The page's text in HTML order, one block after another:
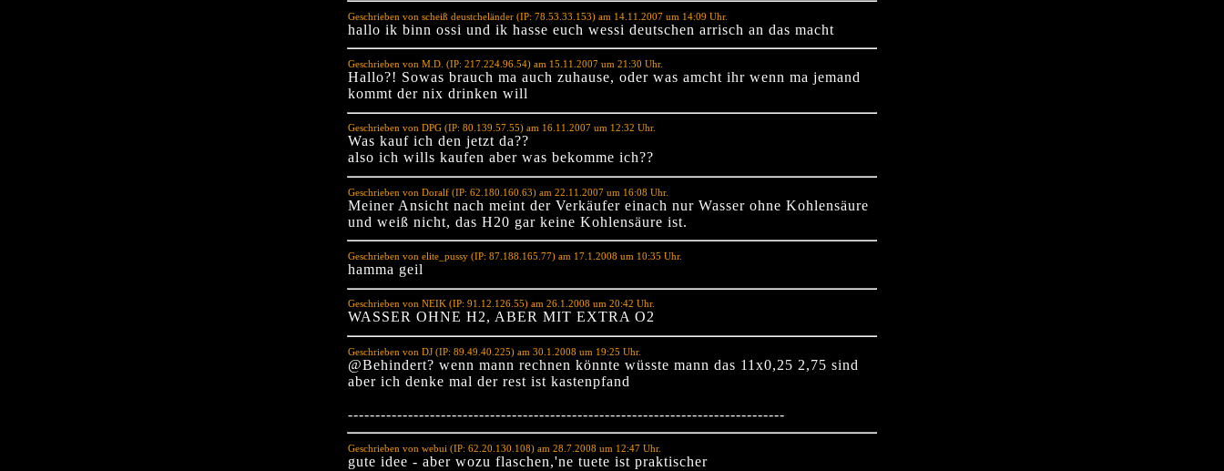
Geschrieben von scheiß deustcheländer (IP: 78.53.33.153) am 14.11.2007 um 14:09 Uhr.
hallo ik binn ossi und ik hasse euch wessi deutschen arrisch an das macht
Geschrieben von M.D. (IP: 217.224.96.54) am 15.11.2007 um 21:30 Uhr.
Hallo?! Sowas brauch ma auch zuhause, oder was amcht ihr wenn ma jemand
kommt der nix drinken will
Geschrieben von DPG (IP: 80.139.57.55) am 16.11.2007 um 12:32 Uhr.
Was kauf ich den jetzt da??
also ich wills kaufen aber was bekomme ich??
Geschrieben von Doralf (IP: 62.180.160.63) am 22.11.2007 um 16:08 Uhr.
Meiner Ansicht nach meint der Verkäufer einach nur Wasser ohne Kohlensäure
und weiß nicht, das H20 gar keine Kohlensäure ist.
Geschrieben von elite_pussy (IP: 87.188.165.77) am 17.1.2008 um 10:35 Uhr.
hamma geil
Geschrieben von NEIK (IP: 91.12.126.55) am 26.1.2008 um 20:42 Uhr.
WASSER OHNE H2, ABER MIT EXTRA O2
Geschrieben von DJ (IP: 89.49.40.225) am 30.1.2008 um 19:25 Uhr.
@Behindert? wenn mann rechnen könnte wüsste mann das 11x0,25 2,75 sind
aber ich denke mal der rest ist kastenpfand
--------------------------------------------------------------------------------
Geschrieben von webui (IP: 62.20.130.108) am 28.7.2008 um 12:47 Uhr.
gute idee - aber wozu flaschen,'ne tuete ist praktischer